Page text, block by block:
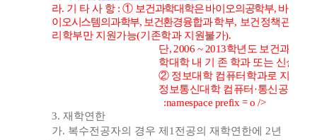
라. 기 타 사 항 :① 보건과학대학은 바이오의공학부, 바
이오시스템의과학부, 보건환경융합과학부, 보건정책관
리학부만 지원가능(기존학과 지원불가).
단, 2006 ~ 2013학년도 보건과학대
학대학 내 기 존 학과 또는 신설학
② 정보대학 컴퓨터학과로 지원가
정보통신대학 컴퓨터 ·통신공학부
:namespace prefix = o />
3. 재학연한
가. 복수전공자의 경우 제 1전공의 재학연한에 2년